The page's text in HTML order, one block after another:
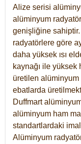
Alize serisi
alüminyum
genişliğine
radyatörlere göre
daha yüksek ısı
kaynağı ile yüksek
üretilen
ebatlarda
Duffmart
alüminyum ham
standartlardaki
Alüminyum